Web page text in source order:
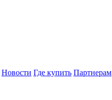
Новости Где купить Партнерам